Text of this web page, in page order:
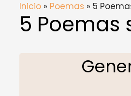
Inicio » Poemas » 5
5 Poemas